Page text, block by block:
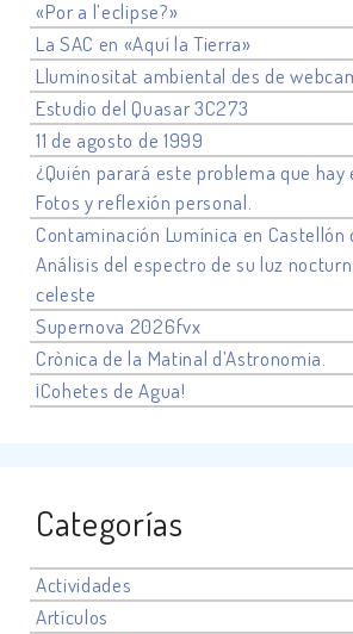
«Por a l’eclipse?»
La SAC en «Aquí la Tierra»
Lluminositat ambiental des de
Estudio del Quasar 3C273
11 de agosto de 1999
¿Quién parará este problema que hay
Fotos y reflexión personal.
Contaminación Lumínica en Castellón
Análisis del espectro de su luz
celeste
Supernova 2026fvx
Crònica de la Matinal d’Astronomia.
¡Cohetes de Agua!
Categorías
Actividades
Artículos